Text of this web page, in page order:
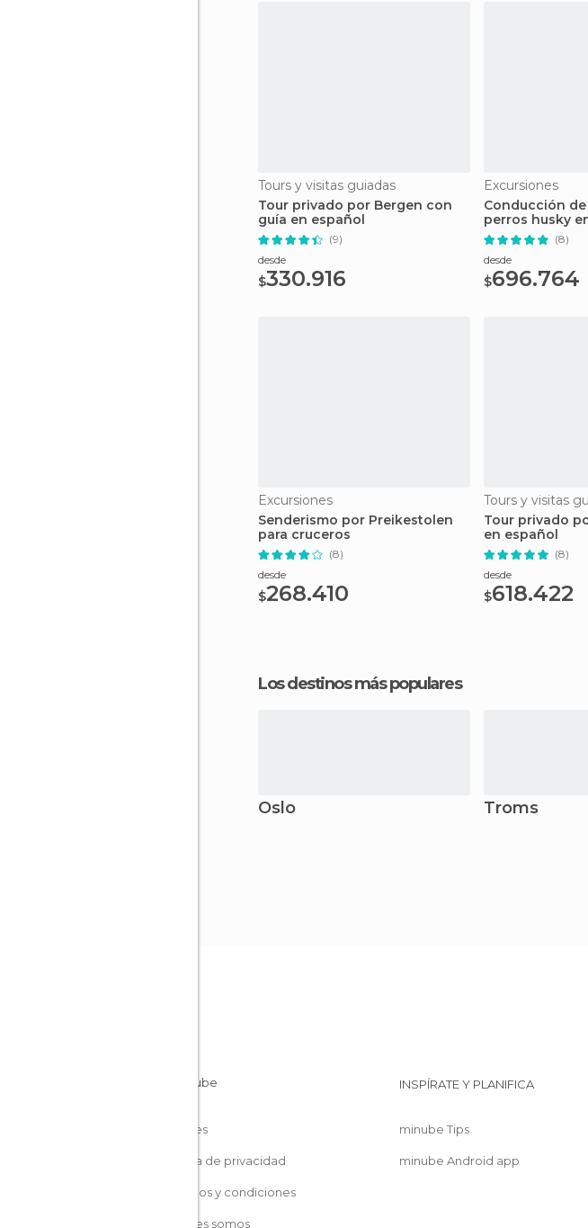
Tours y visitas guiadas
Tour privado por Bergen con
guía en español
(9)
desde
$330.916
Excursiones
Conducción
perros husky
(8)
desde
$696.764
Excursiones
Senderismo por Preikestolen
para cruceros
(8)
desde
$268.410
Tours y visitas
Tour privado
en español
(8)
desde
$618.422
Los destinos más populares
Oslo Troms
Cookies
Política de privacidad
Términos y condiciones
Quiénes somos
INSPÍRATE Y PLANIFICA
minube Tips
minube Android app